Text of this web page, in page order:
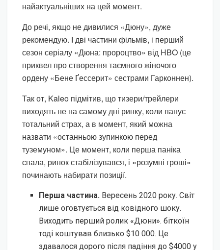
найактуальніших на цей момент.
До речі, якщо не дивилися «Дюну», дуже
рекомендую. І дві частини фільмів, і перший
сезон серіалу «Дюна: пророцтво» від HBO (це
приквел про створення таємного жіночого
ордену «Бене Ґессерит» сестрами Гарконнен).
Так от, Kaleo підмітив, що тизери/трейлери
виходять не на самому дні ринку, коли панує
тотальний страх, а в момент, який можна
назвати «останньою зупинкою перед
туземуном». Це момент, коли перша паніка
спала, ринок стабілізувався, і «розумні гроші»
починають набирати позиції.
Перша частина. Вересень 2020 року. Світ
лише оговтується від ковідного шоку.
Виходить перший ролик «Дюни». біткоїн
тоді коштував близько $10 000. Це
здавалося дорого після падіння до $4000 у